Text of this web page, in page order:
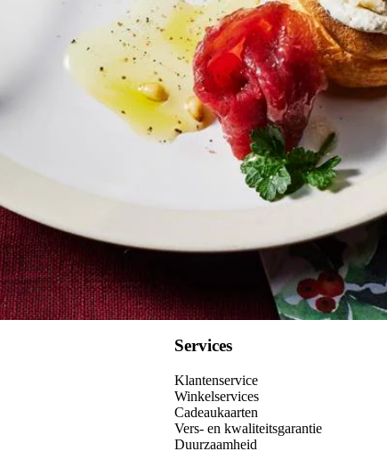
Services
Klantenservice
Winkelservices
Cadeaukaarten
Vers- en kwaliteitsgarantie
Duurzaamheid